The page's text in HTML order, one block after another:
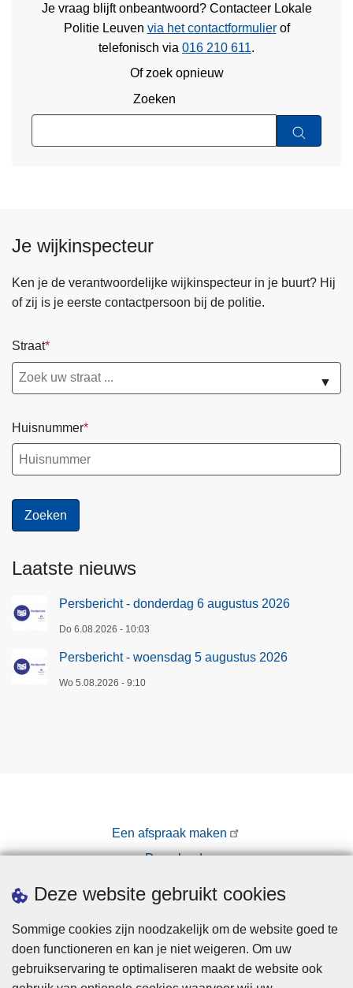
Deze website gebruikt cookies
Sommige cookies zijn noodzakelijk om de website goed te
doen functioneren en kan je niet weigeren. Om uw
gebruikservaring te optimaliseren maakt de website ook
Je vraag blijft onbeantwoord? Contacteer Lokale
Politie Leuven via het contactformulierof
telefonisch via 016 210 611.
Of zoek opnieuw
Zoeken
Je wijkinspecteur
Ken je de verantwoordelijke wijkinspecteur in je buurt? Hij
of zij is je eerste contactpersoon bij de politie.
Straat
▼
Huisnummer
Laatste nieuws
Persbericht - donderdag 6 augustus 2026
Do 6.08.2026 - 10:03
Persbericht - woensdag 5 augustus 2026
Wo 5.08.2026 - 9:10
Een afspraak maken
Downloads
Pers